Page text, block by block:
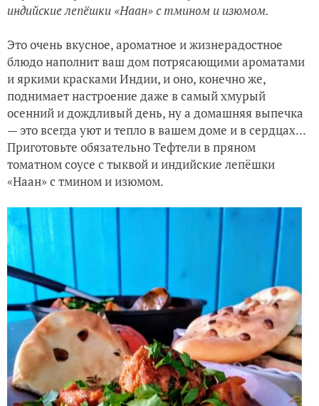
индийские лепёшки «Наан» с тмином и изюмом.
Это очень вкусное, ароматное и жизнерадостное
блюдо наполнит ваш дом потрясающими ароматами
и яркими красками Индии, и оно, конечно же,
поднимает настроение даже в самый хмурый
осенний и дождливый день, ну а домашняя выпечка
— это всегда уют и тепло в вашем доме и в сердцах...
Приготовьте обязательно Тефтели в пряном
томатном соусе с тыквой и индийские лепёшки
«Наан» с тмином и изюмом.